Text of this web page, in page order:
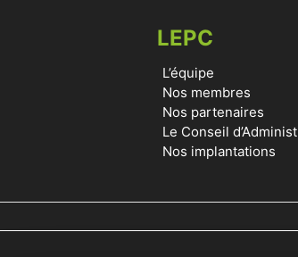
LEPC
L’équipe
Nos membres
Nos partenaires
Le Conseil
Nos implantations